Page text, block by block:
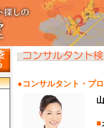
●コンサルタント・プ
■